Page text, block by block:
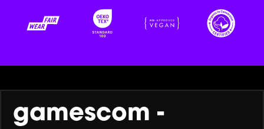
gamescom -